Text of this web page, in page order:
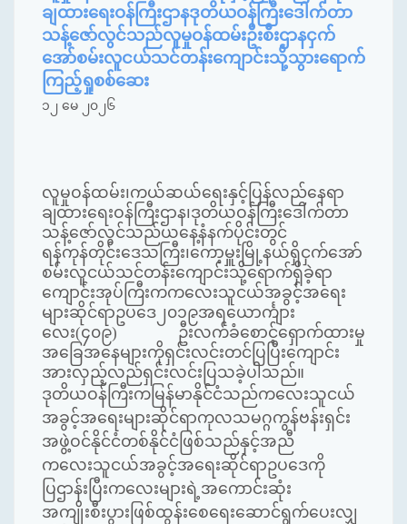
ချထားရေးဝန်ကြီးဌာနဒုတိယဝန်ကြီးဒေါက်တာ
သန့်ဇော်လွင်သည်လူမှုဝန်ထမ်းဦးစီးဌာနငှက်
အော်စမ်းလူငယ်သင်တန်းကျောင်းသို့သွားရောက်
ကြည့်ရှုစစ်ဆေး
၁၂ မေ ၂၀၂၆
လူမှုဝန်ထမ်း၊ကယ်ဆယ်ရေးနှင့်ပြန်လည်နေရာ
ချထားရေးဝန်ကြီးဌာန၊ဒုတိယဝန်ကြီးဒေါက်တာ
သန့်ဇော်လွင်သည်ယနေ့နံနက်ပိုင်းတွင်
ရန်ကုန်တိုင်းဒေသကြီး၊ကော့မှူးမြို့နယ်ရှိငှက်အော်
စမ်းလူငယ်သင်တန်းကျောင်းသို့ရောက်ရှိခဲ့ရာ
ကျောင်းအုပ်ကြီးကကလေးသူငယ်အခွင့်အရေး
များဆိုင်ရာဥပဒေ၂၀၁၉အရယောင်္ကျား
လေး(၄၀၉) ဦးလက်ခံစောင့်ရှောက်ထားမှု
အခြေအနေများကိုရှင်းလင်းတင်ပြပြီးကျောင်း
အားလှည့်လည်ရှင်းလင်းပြသခဲ့ပါသည်။
ဒုတိယဝန်ကြီးကမြန်မာနိုင်ငံသည်ကလေးသူငယ်
အခွင့်အရေးများဆိုင်ရာကုလသမဂ္ဂကွန်ဗန်းရှင်း
အဖွဲ့ဝင်နိုင်ငံတစ်နိုင်ငံဖြစ်သည်နှင့်အညီ
ကလေးသူငယ်အခွင့်အရေးဆိုင်ရာဥပဒေကို
ပြဌာန်းပြီးကလေးများရဲ့အကောင်းဆုံး
အကျိုးစီးပွားဖြစ်ထွန်းစေရေးဆောင်ရွက်ပေးလျှ